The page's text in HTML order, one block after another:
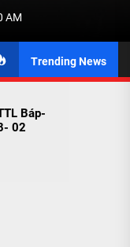
TALK
AM
Trending News
Báp-
02